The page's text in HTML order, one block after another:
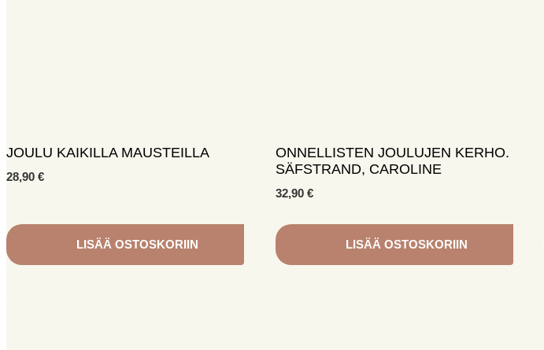
JOULU KAIKILLA MAUSTEILLA
28,90 €
LISÄÄ OSTOSKORIIN
ONNELLISTEN JOULUJEN KERHO.
SÄFSTRAND, CAROLINE
32,90 €
LISÄÄ OSTOSKORIIN